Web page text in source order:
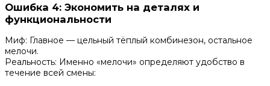
Ошибка 4: Экономить на деталях и
функциональности
Миф: Главное — цельный тёплый комбинезон, остальное
мелочи.
Реальность: Именно «мелочи» определяют удобство в
течение всей смены: